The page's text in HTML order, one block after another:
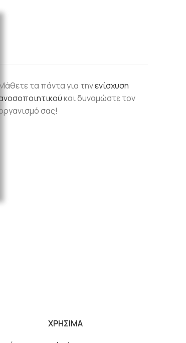
τα πάντα για τηνενίσχυση
και δυναμώστε τον
σας!
ΧΡΗΣΙΜΑ